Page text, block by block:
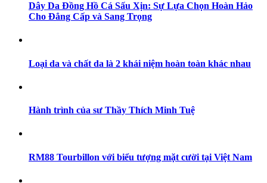
Dây Da Đồng Hồ Cá Sấu Xịn: Sự Lựa Chọn Hoàn Hảo
Cho Đẳng Cấp và Sang Trọng
Loại da và chất da là 2 khái niệm hoàn toàn khác nhau
Hành trình của sư Thầy Thích Minh Tuệ
RM88 Tourbillon với biểu tượng mặt cười tại Việt Nam